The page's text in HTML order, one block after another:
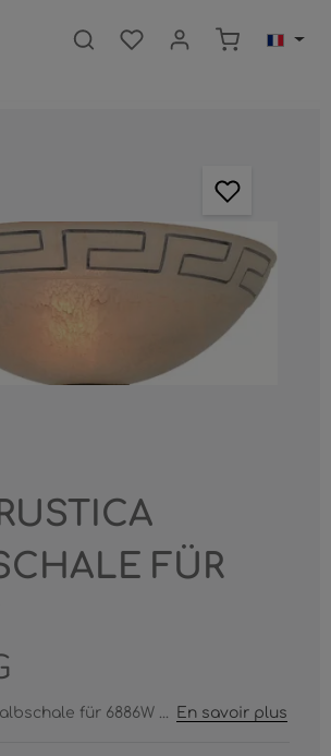
Le panier
d'images
FÜR
für 6886W ... En savoir plus